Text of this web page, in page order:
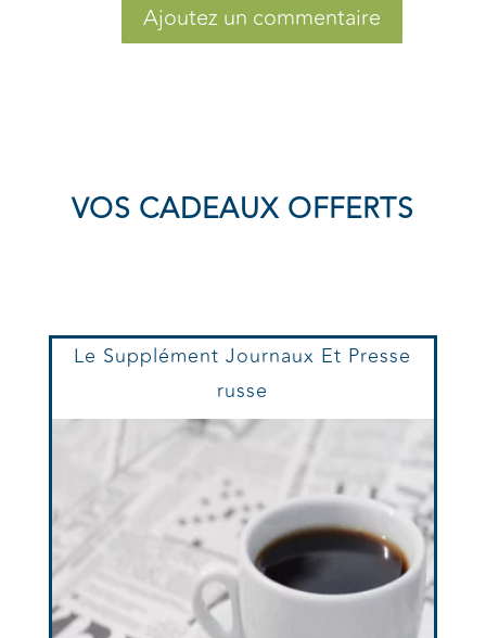
Ajoutez un commentaire
VOS CADEAUX OFFERTS
Le Supplément Journaux Et Presse
russe